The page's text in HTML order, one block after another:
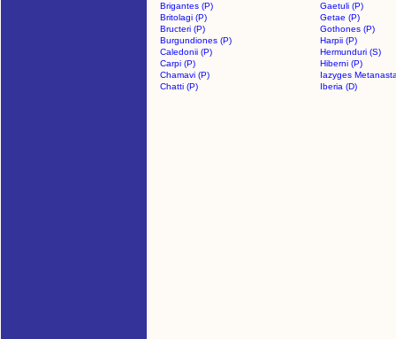
Brigantes (P)
Gaetuli (P)
Britolagi (P)
Getae (P)
Bructeri (P)
Gothones (P)
Burgundiones (P)
Harpii (P)
Caledonii (P)
Hermunduri (S)
Carpi (P)
Hiberni (P)
Chamavi (P)
Iazyges
Chatti (P)
Iberia (D)